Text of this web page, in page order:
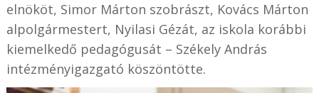
elnököt, Simor Márton szobrászt, Kovács Márton
alpolgármestert, Nyilasi Gézát, az iskola korábbi
kiemelkedő pedagógusát – Székely András
intézményigazgató köszöntötte.